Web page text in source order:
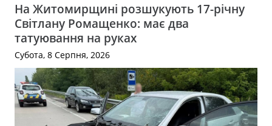
На Житомирщині розшукують 17-річну
Світлану Ромащенко: має два
татуювання на руках
Субота, 8 Серпня, 2026